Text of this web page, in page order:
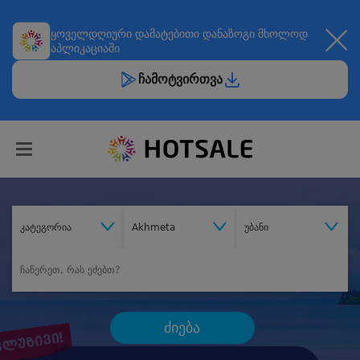
ყოველდღიური დამატებითი დანაზოგი მხოლოდ
აპლიკაციაში
ჩამოტვირთვა
კატეგორია Akhmeta უბანი
ძიება